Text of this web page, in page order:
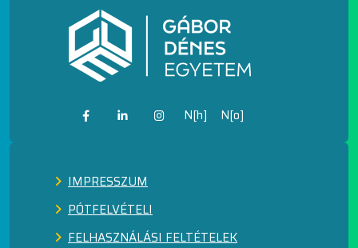
N[h] N[o]
IMPRESSZUM
PÓTFELVÉTELI
FELHASZNÁLÁSI FELTÉTELEK